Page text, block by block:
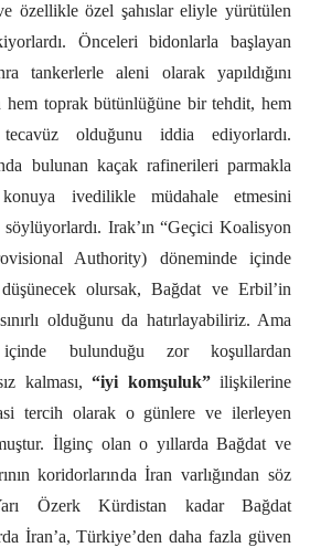
özellikle özel şahıslar eliyle yürütülen
Önceleri bidonlarla başlayan
tankerlerle aleni olarak yapıldığını
hem toprak bütünlüğüne bir tehdit, hem
olduğunu iddia ediyorlardı.
bulunan kaçak rafinerileri parmakla
konuya ivedilikle müdahale etmesini
Irak’ın “Geçici Koalisyon
Authority) döneminde içinde
olursak, Bağdat ve Erbil’in
olduğunu da hatırlayabiliriz. Ama
içinde bulunduğu zor koşullardan
kalması,“iyi komşuluk”ilişkilerine
tercih olarak o günlere ve ilerleyen
İlginç olan o yıllarda Bağdat ve
koridorlarında İran varlığından söz
Özerk Kürdistan kadar Bağdat
İran’a, Türkiye’den daha fazla güven